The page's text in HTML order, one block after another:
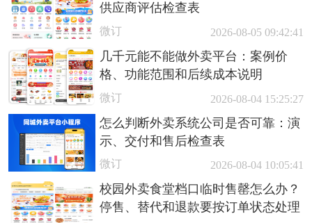
供应商评估检查表
微订 2026-08-05 09:42:41
几千元能不能做外卖平台：案例价
格、功能范围和后续成本说明
微订 2026-08-04 15:25:27
怎么判断外卖系统公司是否可靠：演
示、交付和售后检查表
微订 2026-08-04 10:05:41
校园外卖食堂档口临时售罄怎么办？
停售、替代和退款要按订单状态处理